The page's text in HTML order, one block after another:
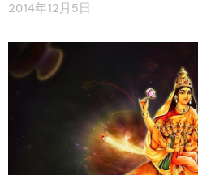
2014年12月5日